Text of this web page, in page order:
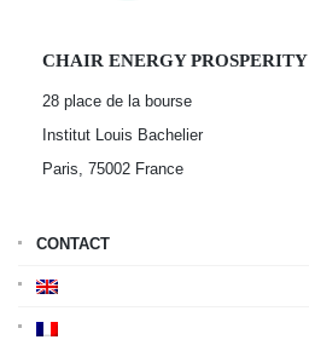
CHAIR ENERGY PROSPERITY
28 place de la bourse
Institut Louis Bachelier
Paris, 75002 France
CONTACT